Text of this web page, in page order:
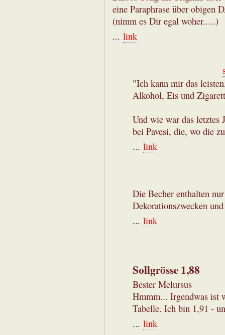
eine Paraphrase über obigen
(nimm es Dir egal woher.....)
... link
"Ich kann mir das
Alkohol, Eis und
Und wie war das
bei Pavesi, die, wo die
... link
Die Becher enthalten
Dekorationszwecken
... link
Sollgrösse 1,88
Bester Melursus
Hmmm... Irgendwas ist
Tabelle. Ich bin 1,91 -
... link